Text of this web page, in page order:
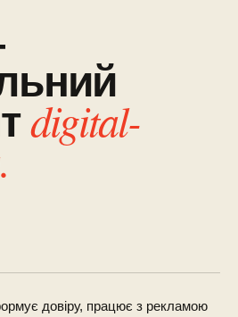
digital-
довіру, працює з рекламою